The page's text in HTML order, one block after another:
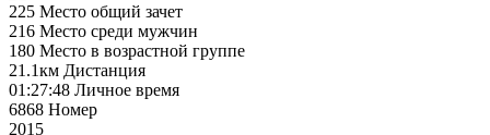
225 Место общий зачет
216 Место среди мужчин
180 Место в возрастной группе
21.1км Дистанция
01:27:48 Личное время
6868 Номер
2015